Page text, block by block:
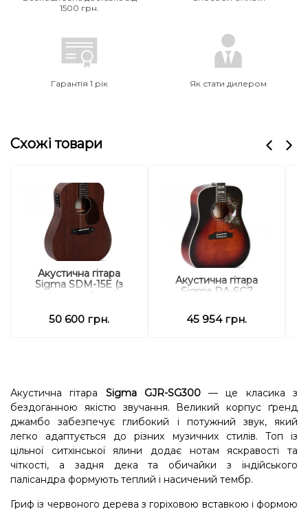
1500 грн.
Гарантія 1 рік Як стати дилером
Схожі товари
Акустична гітара
Sigma SDM-15E (з
50 600 грн.
Акустична гітара
Sigma DA-SG7
45 954 грн.
Акустична гітара Sigma GJR-SG300— це класика з
бездоганною якістю звучання. Великий корпус ґренд
джамбо забезпечує глибокий і потужний звук, який
легко адаптується до різних музичних стилів. Топ із
цільної ситхінської ялини додає нотам яскравості та
чіткості, а задня дека та обичайки з індійського
палісандра формують теплий і насичений тембр.
Гриф із червоного дерева з горіховою вставкою і формою